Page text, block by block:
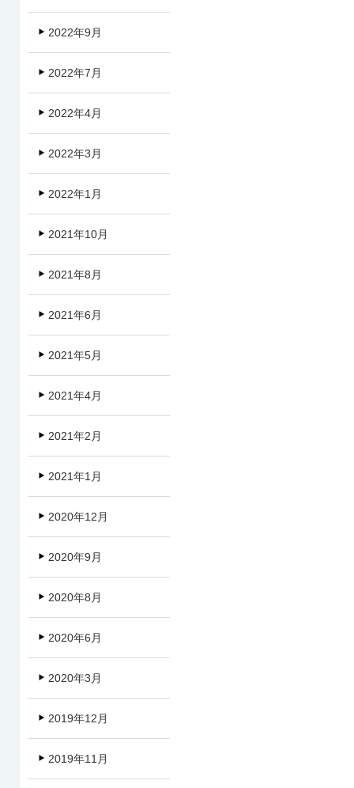
2022年9月
2022年7月
2022年4月
2022年3月
2022年1月
2021年10月
2021年8月
2021年6月
2021年5月
2021年4月
2021年2月
2021年1月
2020年12月
2020年9月
2020年8月
2020年6月
2020年3月
2019年12月
2019年11月